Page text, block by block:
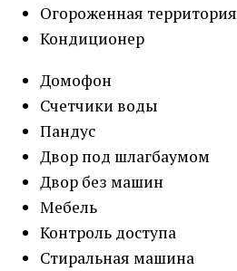
Огороженная территория
Кондиционер
Домофон
Счетчики воды
Пандус
Двор под шлагбаумом
Двор без машин
Мебель
Контроль доступа
Стиральная машина